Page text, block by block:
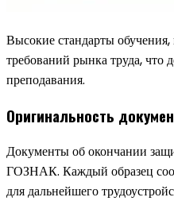
Высокие стандарты
требований рынка труда, что
преподавания.
Оригинальность
Документы об окончании
ГОЗНАК. Каждый образец
для дальнейшего